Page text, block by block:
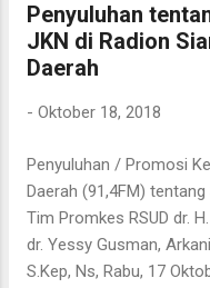
Penyuluhan
JKN di Radion
Daerah
- Oktober 18, 2018
Penyuluhan / Promosi
Daerah (91,4FM)
Tim Promkes RSUD dr.
dr. Yessy Gusman,
S.Kep, Ns, Rabu, 17